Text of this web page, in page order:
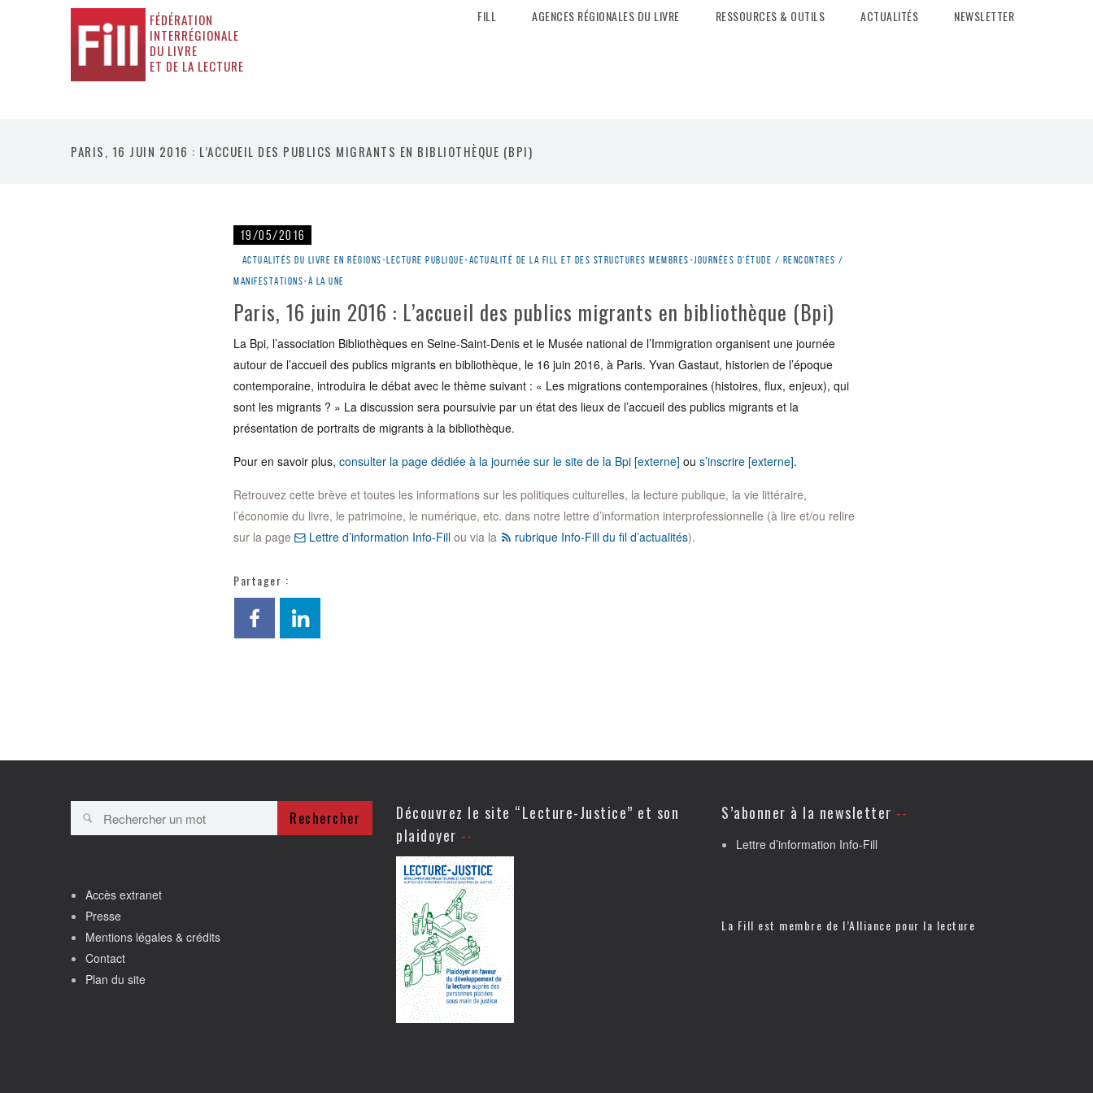
FÉDÉRATION
INTERRÉGIONALE
DU LIVRE
ET DE LA LECTURE
FILL AGENCES RÉGIONALES DU LIVRE RESSOURCES & OUTILS ACTUALITÉS NEWSLETTER
PARIS, 16 JUIN 2016 : L’ACCUEIL DES PUBLICS MIGRANTS EN BIBLIOTHÈQUE (BPI)
19/05/2016
Actualités du livre en régions •Lecture publique•Actualité de la Fill et des structures membres •Journées d'étude / rencontres /
manifestations•À la une
Paris, 16 juin 2016 : L’accueil des publics migrants en bibliothèque (Bpi)
La Bpi, l’association Bibliothèques en Seine-Saint-Denis et le Musée national de l’Immigration organisent une journée
autour de l’accueil des publics migrants en bibliothèque, le 16 juin 2016, à Paris. Yvan Gastaut, historien de l’époque
contemporaine, introduira le débat avec le thème suivant : « Les migrations contemporaines (histoires, flux, enjeux), qui
sont les migrants ? » La discussion sera poursuivie par un état des lieux de l’accueil des publics migrants et la
présentation de portraits de migrants à la bibliothèque.
Pour en savoir plus, consulter la page dédiée à la journée sur le site de la Bpi [externe] ou s’inscrire [externe].
Retrouvez cette brève et toutes les informations sur les politiques culturelles, la lecture publique, la vie littéraire,
l’économie du livre, le patrimoine, le numérique, etc. dans notre lettre d’information interprofessionnelle (à lire et/ou relire
sur la page
Lettre d’information Info-Fill ou via la rubrique Info-Fill du fil d’actualités).
Partager :
Rechercher
Accès extranet
Presse
Mentions légales & crédits
Contact
Plan du site
Découvrez le site “Lecture-Justice” et son
plaidoyer
S’abonner à la newsletter
Lettre d’information Info-Fill
La Fill est membre de l’Alliance pour la lecture